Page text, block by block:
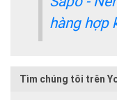
hàng hợp
Tìm chúng tôi trên